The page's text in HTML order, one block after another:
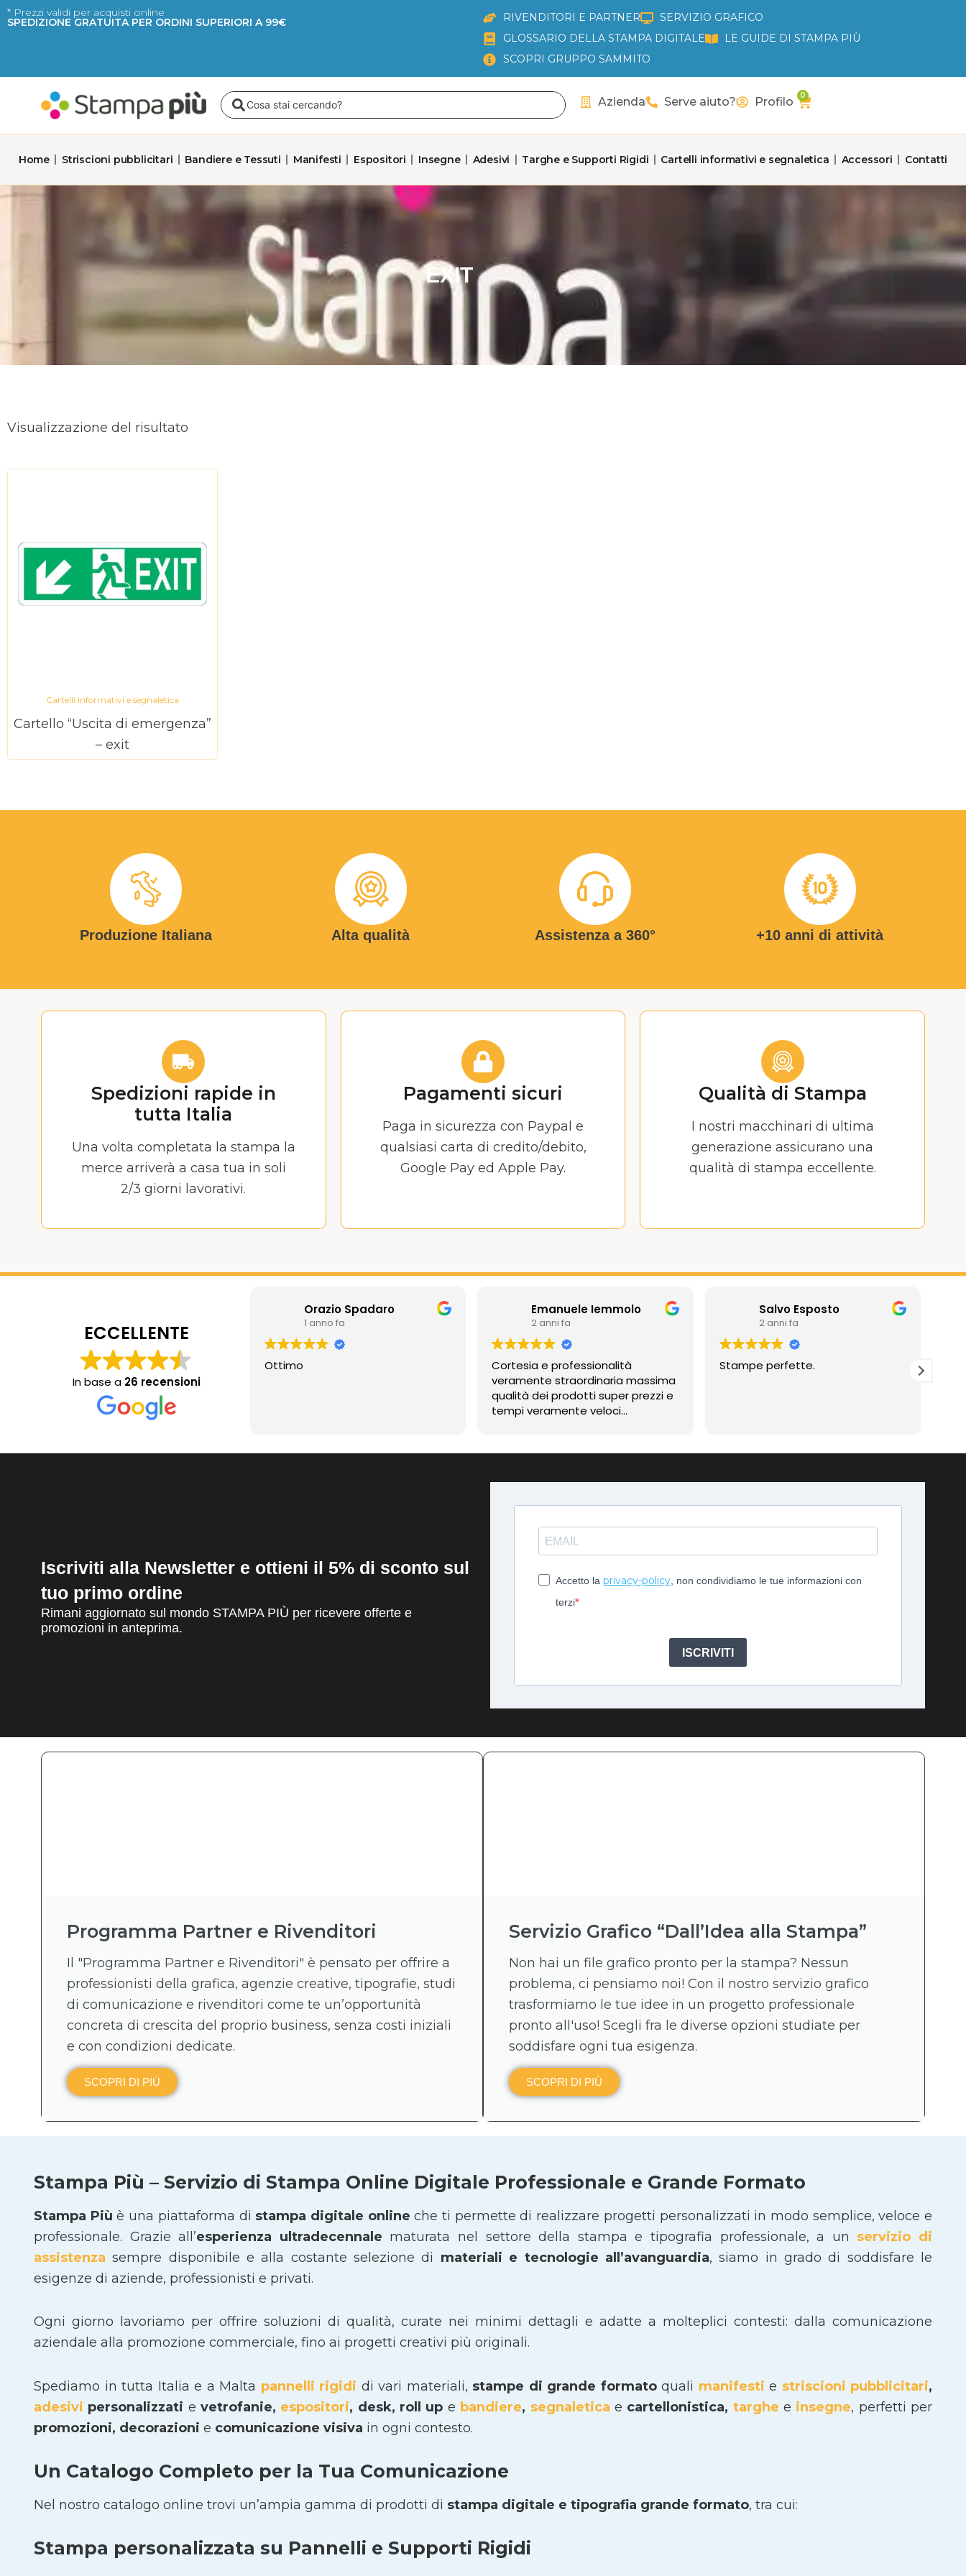
Vai
al
* Prezzi validi per acquisti online
SPEDIZIONE GRATUITA PER ORDINI SUPERIORI A 99€ RIVENDITORI E PARTNER
SERVIZIO GRAFICO
GLOSSARIO DELLA STAMPA DIGITALE
LE GUIDE DI STAMPA PIÙ
SCOPRI GRUPPO SAMMITO
Search
Azienda Serve aiuto? Profilo 0
Carrello
Home Striscioni pubblicitari Bandiere e Tessuti Manifesti Espositori Insegne Adesivi Targhe e Supporti Rigidi Cartelli informativi e segnaletica Accessori Contatti
EXIT
Visualizzazione del risultato
Cartelli informativi e segnaletica
Cartello “Uscita di emergenza”
– exit
Produzione Italiana Alta qualità Assistenza a 360° +10 anni di attività
Spedizioni rapide in
tutta Italia
Una volta completata la stampa la
merce arriverà a casa tua in soli
2/3 giorni lavorativi.
Pagamenti sicuri
Paga in sicurezza con Paypal e
qualsiasi carta di credito/debito,
Google Pay ed Apple Pay.
Qualità di Stampa
I nostri macchinari di ultima
generazione assicurano una
qualità di stampa eccellente.
ECCELLENTE
In base a 26 recensioni
Orazio Spadaro
1 anno fa
Ottimo
Emanuele Iemmolo
2 anni fa
Cortesia e professionalità
veramente straordinaria massima
qualità dei prodotti super prezzi e
tempi veramente veloci
Salvo Esposto
2 anni fa
Stampe perfette.
Iscriviti alla Newsletter e ottieni il 5% di sconto sul
tuo primo ordine
Rimani aggiornato sul mondo STAMPA PIÙ per ricevere offerte e
promozioni in anteprima.
Accetto la privacy-policy, non condividiamo le tue informazioni con
terzi
ISCRIVITI
Programma Partner e Rivenditori
Il "Programma Partner e Rivenditori" è pensato per offrire a
professionisti della grafica, agenzie creative, tipografie, studi
di comunicazione e rivenditori come te un’opportunità
concreta di crescita del proprio business, senza costi iniziali
e con condizioni dedicate.
SCOPRI DI PIÙ
Servizio Grafico “Dall’Idea alla Stampa”
Non hai un file grafico pronto per la stampa? Nessun
problema, ci pensiamo noi! Con il nostro servizio grafico
trasformiamo le tue idee in un progetto professionale
pronto all'uso! Scegli fra le diverse opzioni studiate per
soddisfare ogni tua esigenza.
SCOPRI DI PIÙ
Stampa Più – Servizio di Stampa Online Digitale Professionale e Grande Formato
Stampa Più è una piattaforma di stampa digitale online che ti permette di realizzare progetti personalizzati in modo semplice, veloce e
professionale. Grazie all’esperienza ultradecennale maturata nel settore della stampa e tipografia professionale, a un servizio di
assistenza sempre disponibile e alla costante selezione di materiali e tecnologie all’avanguardia, siamo in grado di soddisfare le
esigenze di aziende, professionisti e privati.
Ogni giorno lavoriamo per offrire soluzioni di qualità, curate nei minimi dettagli e adatte a molteplici contesti: dalla comunicazione
aziendale alla promozione commerciale, fino ai progetti creativi più originali.
Spediamo in tutta Italia e a Malta pannelli rigidi di vari materiali, stampe di grande formato quali manifesti e striscioni pubblicitari,
adesivi personalizzati e vetrofanie, espositori, desk, roll up e bandiere, segnaletica e cartellonistica, targhee insegne, perfetti per
promozioni, decorazioni e comunicazione visiva in ogni contesto.
Un Catalogo Completo per la Tua Comunicazione
Nel nostro catalogo online trovi un’ampia gamma di prodotti di stampa digitale e tipografia grande formato, tra cui:
Stampa personalizzata su Pannelli e Supporti Rigidi